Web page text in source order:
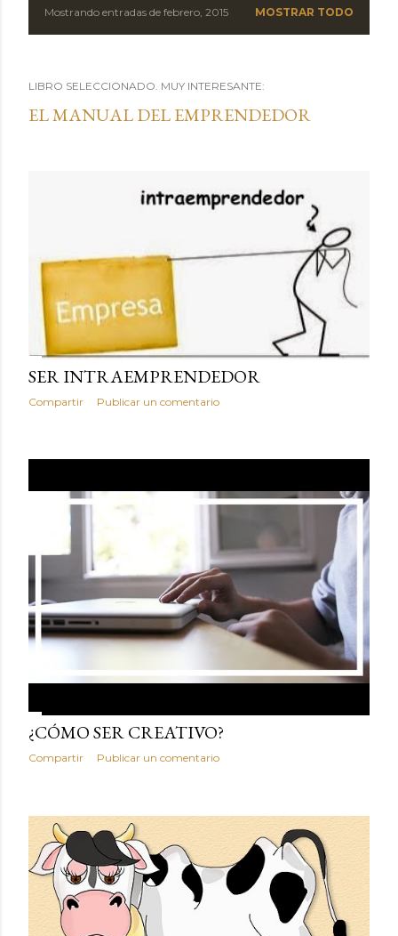
Mostrando entradas de febrero, 2015 MOSTRAR TODO
LIBRO SELECCIONADO. MUY INTERESANTE:
EL MANUAL DEL EMPRENDEDOR
SER INTRAEMPRENDEDOR
Compartir Publicar un comentario
¿CÓMO SER CREATIVO?
Compartir Publicar un comentario